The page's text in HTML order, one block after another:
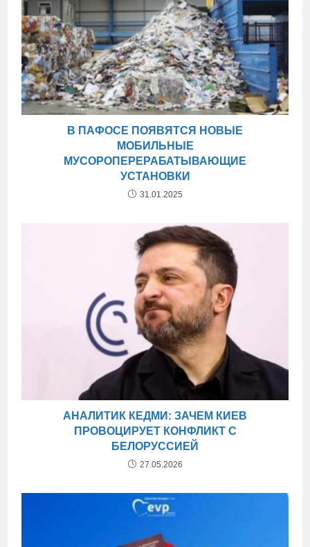
В ПАФОСЕ ПОЯВЯТСЯ НОВЫЕ
МОБИЛЬНЫЕ
МУСОРОПЕРЕРАБАТЫВАЮЩИЕ
УСТАНОВКИ
31.01.2025
АНАЛИТИК КЕДМИ: ЗАЧЕМ КИЕВ
ПРОВОЦИРУЕТ КОНФЛИКТ С
БЕЛОРУССИЕЙ
27.05.2026